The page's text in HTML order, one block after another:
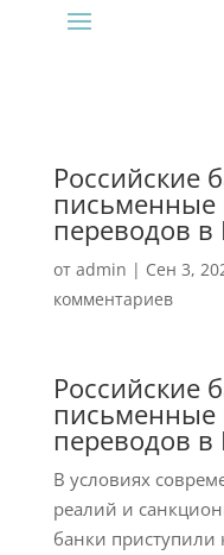
Российские
письменные
переводов в
от admin | Сен 3,
комментариев
Российские
письменные
переводов в
В условиях
реалий и
банки